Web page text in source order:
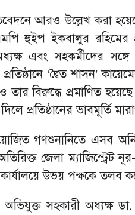
আরও উল্লেখ করা
হুইপ ইকবালুর রহিমের
এবং সহকর্মীদের
‘দ্বৈত শাসন’
বিরুদ্ধে প্রমাণিত
প্রতিষ্ঠানের ভাবমূর্তি
গণশুনানিতে এসব
অতিরিক্ত জেলা
উভয় পক্ষকে তলব
সহকারী অধ্যক্ষ